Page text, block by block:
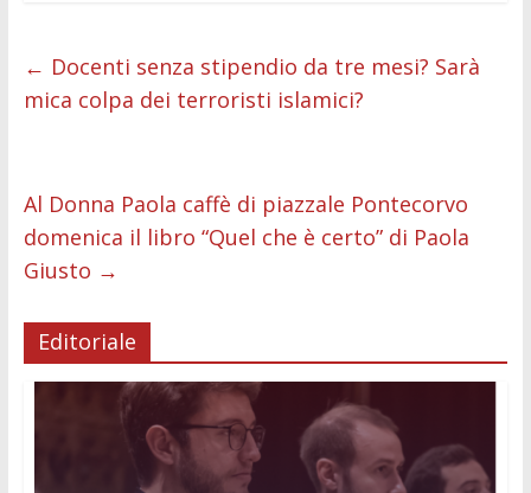
b
o
k
er l s
A
p
e
n
er
di
t
e
dI
di
← Docenti senza stipendio da tre mesi? Sarà
mica colpa dei terroristi islamici?
Al Donna Paola caffè di piazzale Pontecorvo
domenica il libro “Quel che è certo” di Paola
Giusto →
Editoriale